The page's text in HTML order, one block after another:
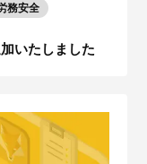
務安全
いたしました